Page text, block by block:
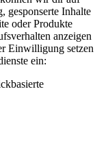
gesponserte Inhalte
oder Produkte
anzeigen
Einwilligung setzen
ein: